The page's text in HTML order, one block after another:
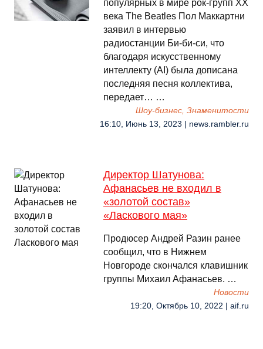
популярных в мире рок-групп XX
века The Beatles Пол Маккартни
заявил в интервью
радиостанции Би-би-си, что
благодаря искусственному
интеллекту (AI) была дописана
последняя песня коллектива,
передает… …
Шоу-бизнес, Знаменитости
16:10, Июнь 13, 2023 | news.rambler.ru
Директор Шатунова:
Афанасьев не входил в
«золотой состав»
«Ласкового мая»
Продюсер Андрей Разин ранее
сообщил, что в Нижнем
Новгороде скончался клавишник
группы Михаил Афанасьев. …
Новости
19:20, Октябрь 10, 2022 | aif.ru